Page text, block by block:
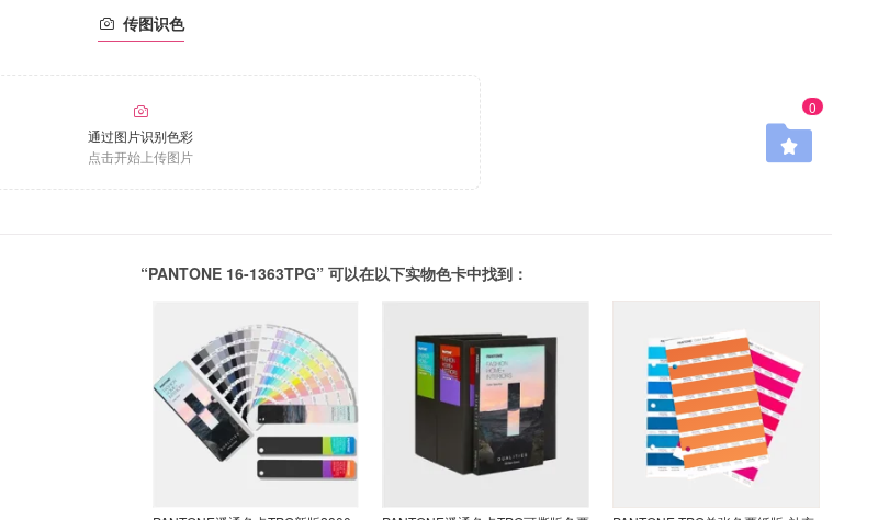
0
传图识色
通过图片识别色彩
点击开始上传图片
“PANTONE 16-1363TPG” 可以在以下实物色卡中找到：